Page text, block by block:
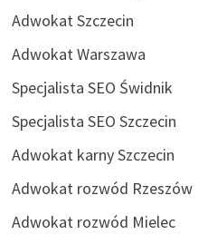
Adwokat Szczecin
Adwokat Warszawa
Specjalista SEO Świdnik
Specjalista SEO Szczecin
Adwokat karny Szczecin
Adwokat rozwód Rzeszów
Adwokat rozwód Mielec